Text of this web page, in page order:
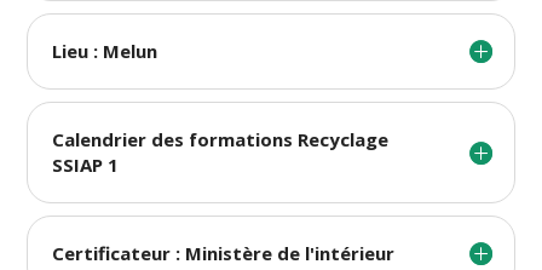
Lieu : Melun
Calendrier des formations Recyclage
SSIAP 1
Certificateur : Ministère de l'intérieur